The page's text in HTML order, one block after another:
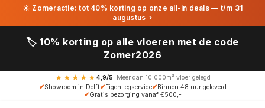
☀ Zomeractie: tot 40% korting op onze all-in deals — t/m 31
augustus ›
🏷️ 10% korting op alle vloeren met de code
Zomer2026
★★★★★ 4,9/5· Meer dan 10.000m² vloer gelegd
✔Showroom in Delft✔Eigen legservice✔Binnen 48 uur geleverd
✔Gratis bezorging vanaf €500,-